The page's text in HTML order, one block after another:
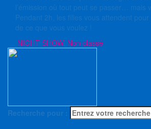
l’émission où tout peut se passer… mais
Pendant 2h, les filles vous attendent
de ce que vous voulez !
NIGHT SHOW, Non classé
Recherche pour :